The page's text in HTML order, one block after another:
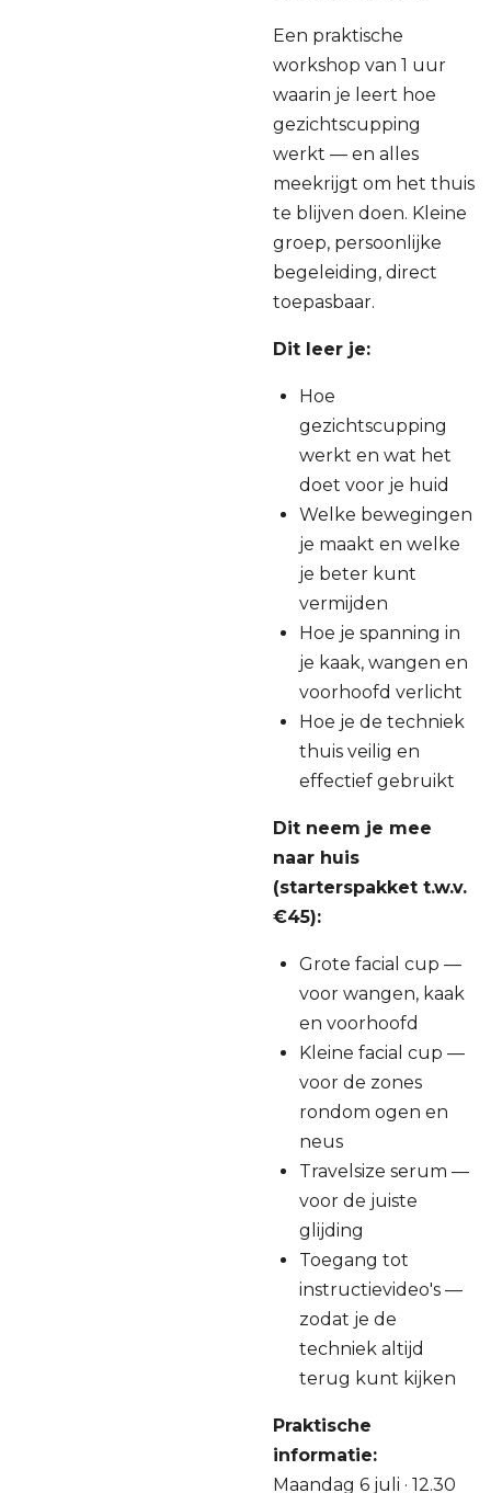
Een praktische
workshop van 1 uur
waarin je leert hoe
gezichtscupping
werkt — en alles
meekrijgt om het thuis
te blijven doen. Kleine
groep, persoonlijke
begeleiding, direct
toepasbaar.
Dit leer je:
Hoe
gezichtscupping
werkt en wat het
doet voor je huid
Welke bewegingen
je maakt en welke
je beter kunt
vermijden
Hoe je spanning in
je kaak, wangen en
voorhoofd verlicht
Hoe je de techniek
thuis veilig en
effectief gebruikt
Dit neem je mee
naar huis
(starterspakket t.w.v.
€45):
Grote facial cup —
voor wangen, kaak
en voorhoofd
Kleine facial cup —
voor de zones
rondom ogen en
neus
Travelsize serum —
voor de juiste
glijding
Toegang tot
instructievideo's —
zodat je de
techniek altijd
terug kunt kijken
Praktische
informatie:
Maandag 6 juli · 12.30